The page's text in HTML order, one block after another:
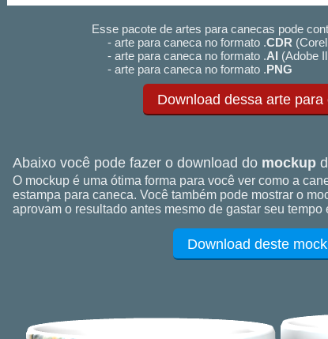
Esse pacote de artes para canecas pode
- arte para caneca no formato .CDR
- arte para caneca no formato .AI (Adobe
- arte para caneca no formato .PNG
Download dessa arte
Abaixo você pode fazer o download do mockup
O mockup é uma ótima forma para você ver como a
estampa para caneca. Você também pode mostrar o
aprovam o resultado antes mesmo de gastar seu tempo
Download deste